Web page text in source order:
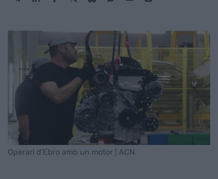
Operari d'Ebro amb un motor | ACN